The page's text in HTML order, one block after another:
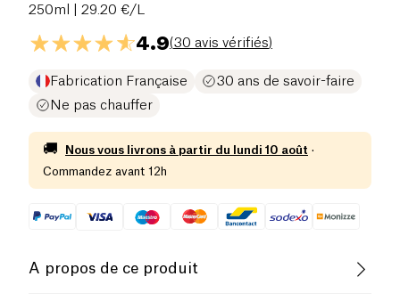
250ml | 29.20 €/L
4.9(30 avis vérifiés)
Fabrication Française
30 ans de savoir-faire
Ne pas chauffer
🚚 Nous vous livrons à partir du lundi 10 août ·
Commandez avant 12h
A propos de ce produit